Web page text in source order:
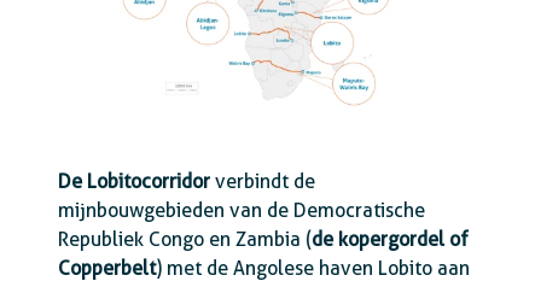
De Lobitocorridor verbindt de
mijnbouwgebieden van de Democratische
Republiek Congo en Zambia (de kopergordel of
Copperbelt) met de Angolese haven Lobito aan